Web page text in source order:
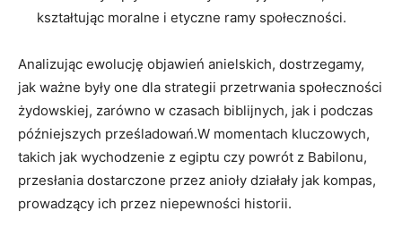
kształtując moralne i etyczne ramy społeczności.
Analizując ewolucję objawień anielskich, dostrzegamy,
jak ważne były one dla strategii przetrwania społeczności
żydowskiej, zarówno w czasach biblijnych, jak i podczas
późniejszych prześladowań.W momentach kluczowych,
takich jak wychodzenie z egiptu czy powrót z Babilonu,
przesłania dostarczone przez anioły działały jak kompas,
prowadzący ich przez niepewności historii.